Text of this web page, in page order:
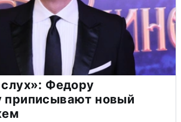
Федору
приписывают новый